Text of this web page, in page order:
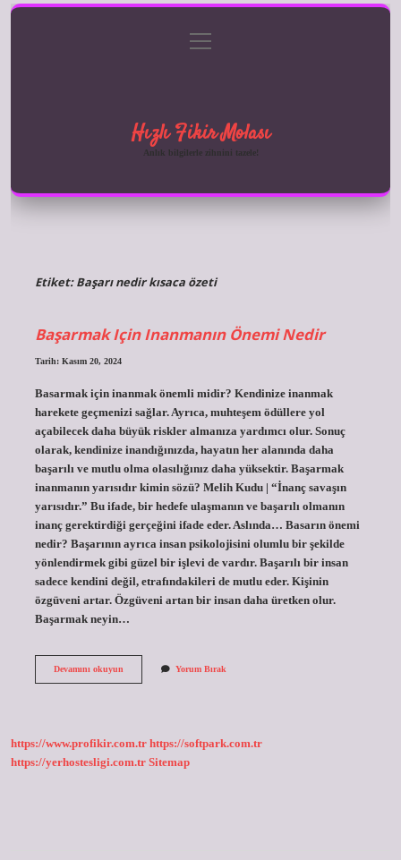
Gizlilik Politikası
menüyü
aç
Hızlı Fikir Molası
Anlık bilgilerle zihnini tazele!
Etiket:Başarı nedir kısaca özeti
Başarmak Için Inanmanın Önemi Nedir
Tarih: Kasım 20, 2024
Basarmak için inanmak önemli midir? Kendinize inanmak
harekete geçmenizi sağlar. Ayrıca, muhteşem ödüllere yol
açabilecek daha büyük riskler almanıza yardımcı olur. Sonuç
olarak, kendinize inandığınızda, hayatın her alanında daha
başarılı ve mutlu olma olasılığınız daha yüksektir. Başarmak
inanmanın yarısıdır kimin sözü? Melih Kudu | “İnanç savaşın
yarısıdır.” Bu ifade, bir hedefe ulaşmanın ve başarılı olmanın
inanç gerektirdiği gerçeğini ifade eder. Aslında… Basarın önemi
nedir? Başarının ayrıca insan psikolojisini olumlu bir şekilde
yönlendirmek gibi güzel bir işlevi de vardır. Başarılı bir insan
sadece kendini değil, etrafındakileri de mutlu eder. Kişinin
özgüveni artar. Özgüveni artan bir insan daha üretken olur.
Başarmak neyin…
Devamını okuyunBaşarmak
Yorum Bırak
https://www.profikir.com.tr https://softpark.com.tr
https://yerhostesligi.com.tr Sitemap